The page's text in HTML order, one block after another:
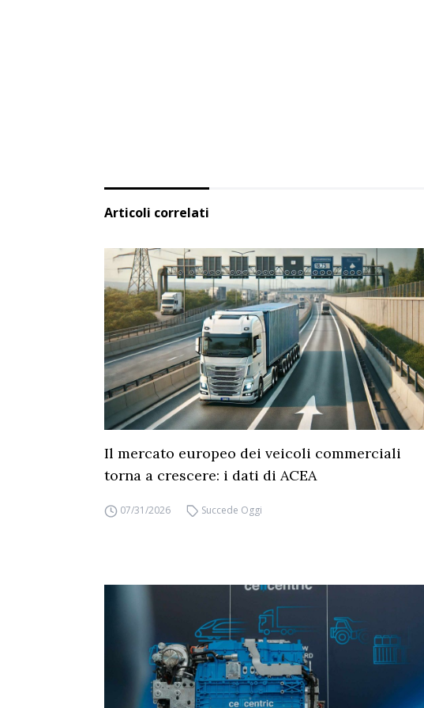
Articoli correlati
Il mercato europeo dei veicoli commerciali
torna a crescere: i dati di ACEA
07/31/2026 Succede Oggi